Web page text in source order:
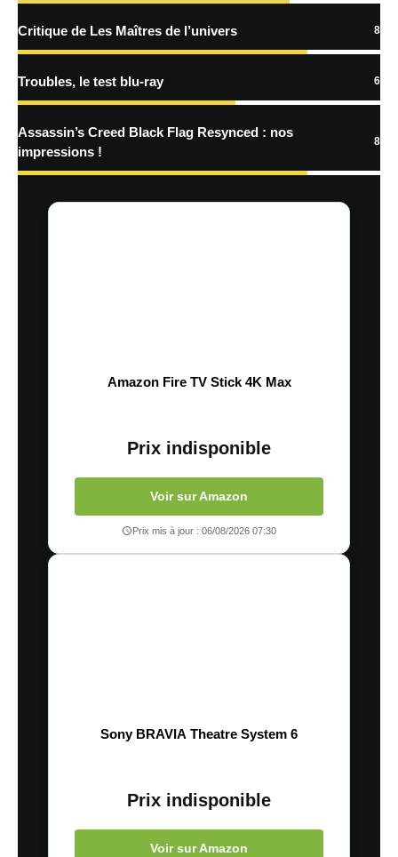
Critique de Les Maîtres de l’univers 8
Troubles, le test blu-ray 6
Assassin’s Creed Black Flag Resynced : nos
impressions !
8
Amazon Fire TV Stick 4K Max
Prix indisponible
Voir sur Amazon
Prix mis à jour : 06/08/2026 07:30
Sony BRAVIA Theatre System 6
Prix indisponible
Voir sur Amazon